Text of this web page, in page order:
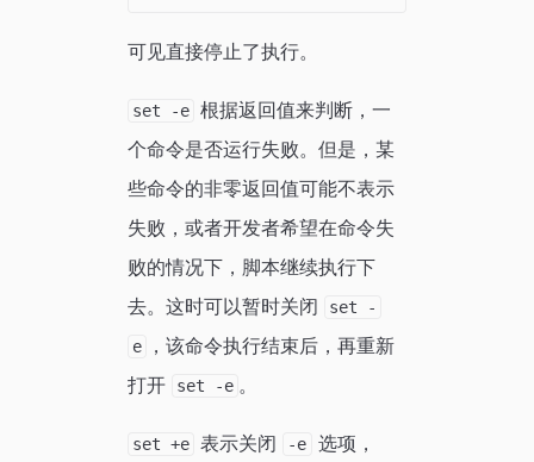
可见直接停止了执行。
set -e 根据返回值来判断，一
个命令是否运行失败。但是，某
些命令的非零返回值可能不表示
失败，或者开发者希望在命令失
败的情况下，脚本继续执行下
去。这时可以暂时关闭
set -
e
，该命令执行结束后，再重新
打开
set -e 。
set +e 表示关闭 -e 选项，